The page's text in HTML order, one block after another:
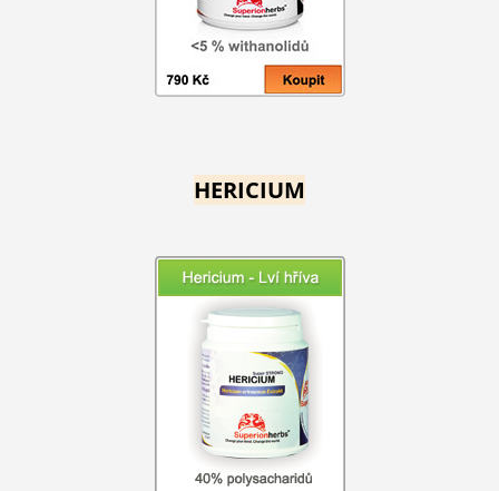
HERICIUM